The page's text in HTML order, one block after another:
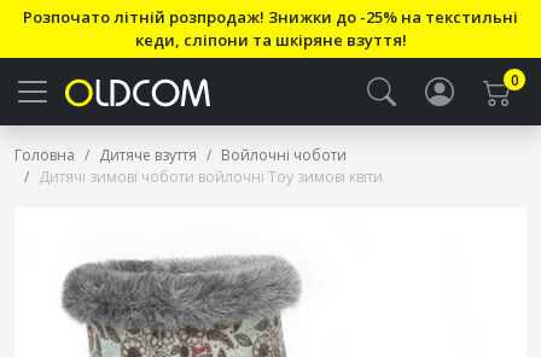
Розпочато літній розпродаж! Знижки до -25% на текстильні
кеди, сліпони та шкіряне взуття!
0
Головна Дитяче взуття
Войлочні чоботи
Дитячі зимові чоботи войлочні Toy зимові квіти